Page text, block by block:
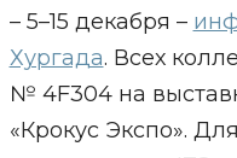
– 5–15 декабря –
Хургада. Всех
№ 4F304 на
«Крокус Экспо».